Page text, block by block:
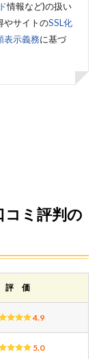
情報など)の扱い
やサイトのSSL化
表示義務に基づ
ミ評判の
評 価
4.9
5.0